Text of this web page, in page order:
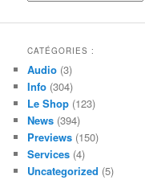
CATÉGORIES :
Audio (3)
Info (304)
Le Shop (123)
News (394)
Previews (150)
Services (4)
Uncategorized (5)